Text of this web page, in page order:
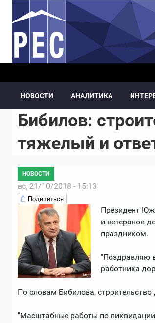
Перейти к основному содержанию
НОВОСТИ АНАЛИТИКА
Бибилов:
тяжелый и
НОВОСТИ
вс, 21/10/2018 - 15:13
Поделиться
Президент
и ветеранов
праздником.
"Поздравляю
работника
По словам Бибилова,
"Масштабные работы по